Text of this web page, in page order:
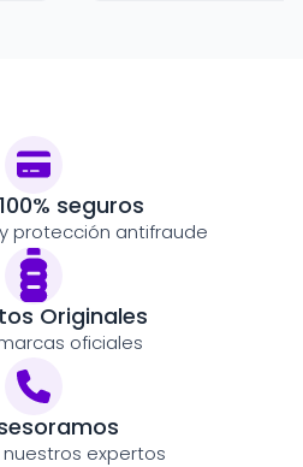
seguros
protección antifraude
Originales
oficiales
expertos